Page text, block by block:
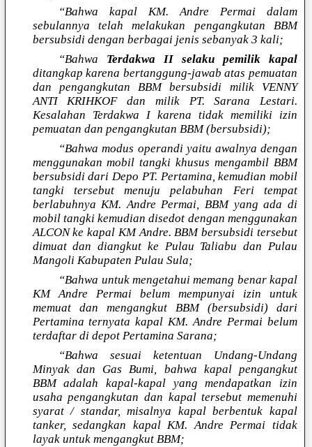
“Bahwa kapal KM. Andre Permai dalam
sebulannya telah melakukan pengangkutan BBM
bersubsidi dengan berbagai jenis sebanyak 3 kali;
“Bahwa Terdakwa II selaku pemilik kapal
ditangkap karena bertanggung-jawab atas pemuatan
dan pengangkutan BBM bersubsidi milik VENNY
ANTI KRIHKOF dan milik PT. Sarana Lestari.
Kesalahan Terdakwa I karena tidak memiliki izin
pemuatan dan pengangkutan BBM (bersubsidi);
“Bahwa modus operandi yaitu awalnya dengan
menggunakan mobil tangki khusus mengambil BBM
bersubsidi dari Depo PT. Pertamina, kemudian mobil
tangki tersebut menuju pelabuhan Feri tempat
berlabuhnya KM. Andre Permai, BBM yang ada di
mobil tangki kemudian disedot dengan menggunakan
ALCON ke kapal KM Andre. BBM bersubsidi tersebut
dimuat dan diangkut ke Pulau Taliabu dan Pulau
Mangoli Kabupaten Pulau Sula;
“Bahwa untuk mengetahui memang benar kapal
KM Andre Permai belum mempunyai izin untuk
memuat dan mengangkut BBM (bersubsidi) dari
Pertamina ternyata kapal KM. Andre Permai belum
terdaftar di depot Pertamina Sarana;
“Bahwa sesuai ketentuan Undang-Undang
Minyak dan Gas Bumi, bahwa kapal pengangkut
BBM adalah kapal-kapal yang mendapatkan izin
usaha pengangkutan dan kapal tersebut memenuhi
syarat / standar, misalnya kapal berbentuk kapal
tanker, sedangkan kapal KM. Andre Permai tidak
layak untuk mengangkut BBM;